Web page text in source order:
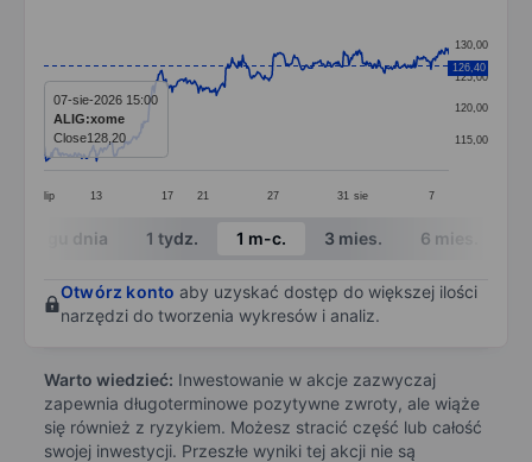
Line chart with 386 data points.
The chart has 1 X axis displaying categories.
The chart has 1 Y axis displaying values. Data ranges
lip 13 17 21 27 31 sie 7
115,00
120,00
125,00
130,00
126,40
07-sie-2026 15:00
ALIG:xome
Close128,20
End of interactive chart.
W ciągu dnia 1 tydz. 1 m-c. 3 mies. 6 mies.
Otwórz konto aby uzyskać dostęp do większej ilości
narzędzi do tworzenia wykresów i analiz.
Warto wiedzieć: Inwestowanie w akcje zazwyczaj
zapewnia długoterminowe pozytywne zwroty, ale wiąże
się również z ryzykiem. Możesz stracić część lub całość
swojej inwestycji. Przeszłe wyniki tej akcji nie są